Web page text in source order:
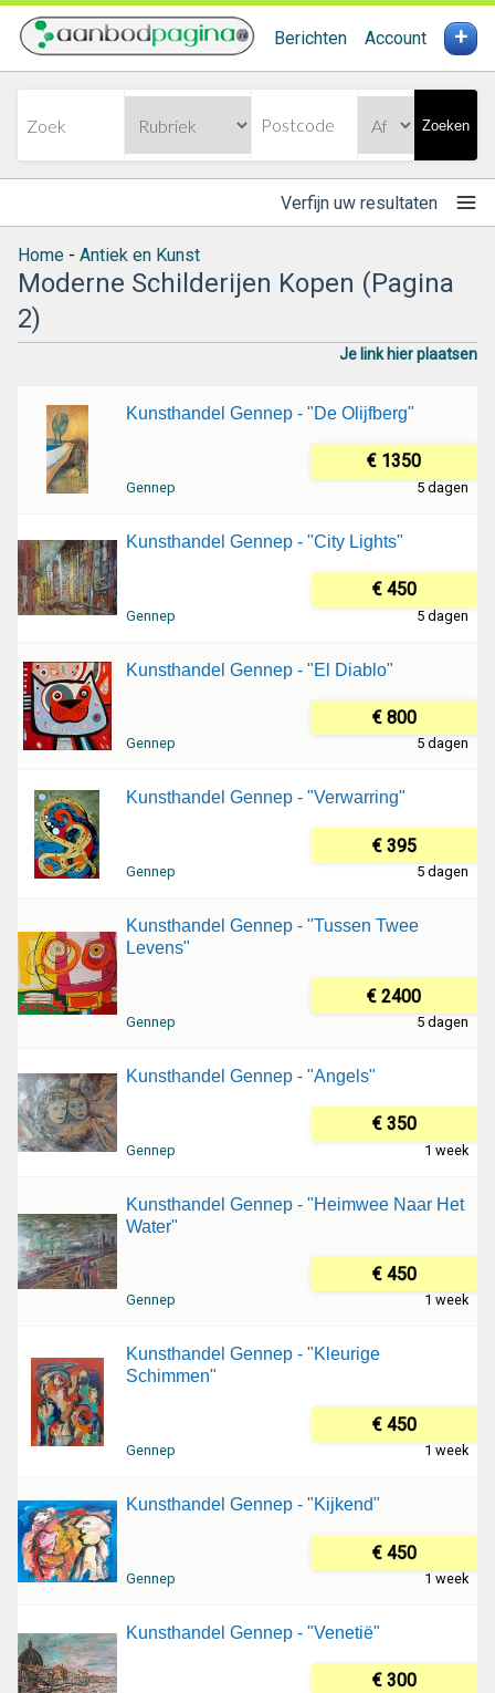
Berichten Account +
Zoeken
Verfijn uw resultaten
Home - Antiek en Kunst
Moderne Schilderijen Kopen (Pagina
2)
Je link hier plaatsen
Kunsthandel Gennep - "De Olijfberg"
€ 1350
Gennep 5 dagen
Kunsthandel Gennep - "City Lights"
€ 450
Gennep 5 dagen
Kunsthandel Gennep - "El Diablo"
€ 800
Gennep 5 dagen
Kunsthandel Gennep - "Verwarring"
€ 395
Gennep 5 dagen
Kunsthandel Gennep - "Tussen Twee
Levens"
€ 2400
Gennep 5 dagen
Kunsthandel Gennep - "Angels"
€ 350
Gennep 1 week
Kunsthandel Gennep - "Heimwee Naar Het
Water"
€ 450
Gennep 1 week
Kunsthandel Gennep - "Kleurige
Schimmen"
€ 450
Gennep 1 week
Kunsthandel Gennep - "Kijkend"
€ 450
Gennep 1 week
Kunsthandel Gennep - "Venetië"
€ 300